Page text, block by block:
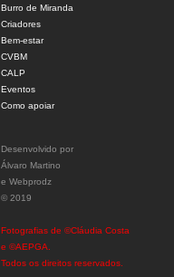
Burro de Miranda
Criadores
Bem-estar
CVBM
CALP
Eventos
Como apoiar
Desenvolvido por
Álvaro Martino
e Webprodz
© 2019
Fotografias de ©Cláudia Costa
e ©AEPGA.
Todos os direitos reservados.